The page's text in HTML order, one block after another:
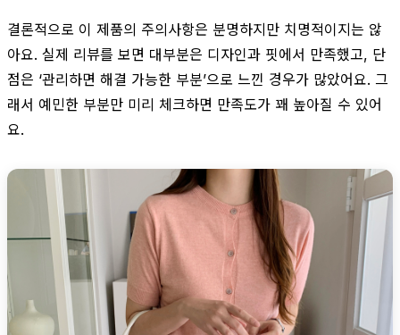
결론적으로 이 제품의 주의사항은 분명하지만 치명적이지는 않
아요. 실제 리뷰를 보면 대부분은 디자인과 핏에서 만족했고, 단
점은 ‘관리하면 해결 가능한 부분’으로 느낀 경우가 많았어요. 그
래서 예민한 부분만 미리 체크하면 만족도가 꽤 높아질 수 있어
요.